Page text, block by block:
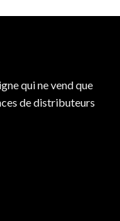
qui ne vend que
de distributeurs